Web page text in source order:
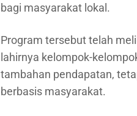
bagi masyarakat lokal.
Program tersebut telah
lahirnya kelompok-
tambahan pendapatan,
berbasis masyarakat.